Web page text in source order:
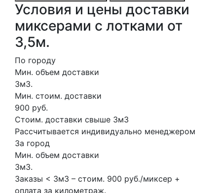
Условия и цены доставки
миксерами с лотками от
3,5м.
По городу
Мин. объем доставки
3м3.
Мин. стоим. доставки
900 руб.
Стоим. доставки свыше 3м3
Рассчитывается индивидуально менеджером
За город
Мин. объем доставки
3м3.
Заказы < 3м3 – стоим. 900 руб./миксер +
оплата за километраж.